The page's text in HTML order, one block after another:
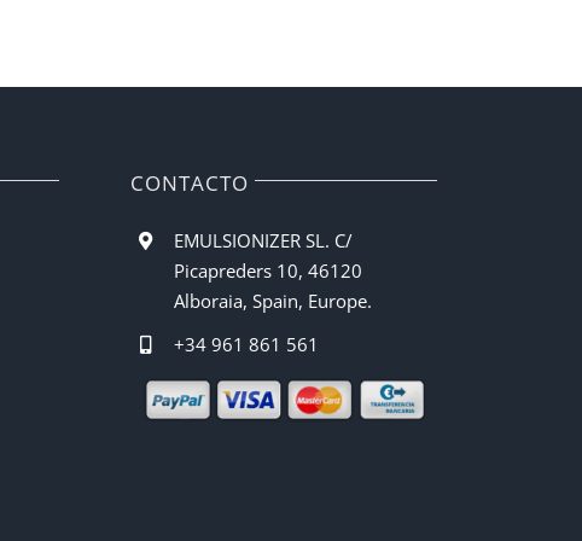
CONTACTO
EMULSIONIZER SL. C/
Picapreders 10, 46120
Alboraia, Spain, Europe.
+34 961 861 561